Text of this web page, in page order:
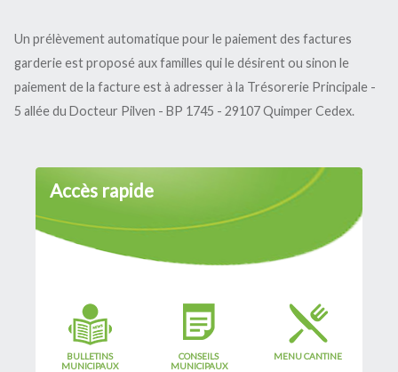
Un prélèvement automatique pour le paiement des factures
garderie est proposé aux familles qui le désirent ou sinon le
paiement de la facture est à adresser à la Trésorerie Principale -
5 allée du Docteur Pilven - BP 1745 - 29107 Quimper Cedex.
Accès rapide
BULLETINS
MUNICIPAUX
CONSEILS
MUNICIPAUX
MENU CANTINE